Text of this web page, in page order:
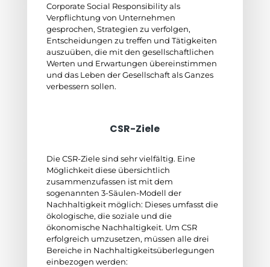
Corporate Social Responsibility als
Verpflichtung von Unternehmen
gesprochen, Strategien zu verfolgen,
Entscheidungen zu treffen und Tätigkeiten
auszuüben, die mit den gesellschaftlichen
Werten und Erwartungen übereinstimmen
und das Leben der Gesellschaft als Ganzes
verbessern sollen.
CSR-Ziele
Die CSR-Ziele sind sehr vielfältig. Eine
Möglichkeit diese übersichtlich
zusammenzufassen ist mit dem
sogenannten 3-Säulen-Modell der
Nachhaltigkeit möglich: Dieses umfasst die
ökologische, die soziale und die
ökonomische Nachhaltigkeit. Um CSR
erfolgreich umzusetzen, müssen alle drei
Bereiche in Nachhaltigkeitsüberlegungen
einbezogen werden: